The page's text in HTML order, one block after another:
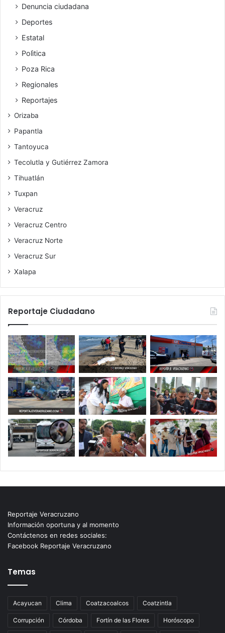
Denuncia ciudadana
Deportes
Estatal
Polìtica
Poza Rica
Regionales
Reportajes
Orizaba
Papantla
Tantoyuca
Tecolutla y Gutiérrez Zamora
Tihuatlán
Tuxpan
Veracruz
Veracruz Centro
Veracruz Norte
Veracruz Sur
Xalapa
Reportaje Ciudadano
Reportaje Veracruzano
Información oportuna y al momento
Contáctenos en redes sociales:
Facebook Reportaje Veracruzano
Temas
Acayucan Clima Coatzacoalcos Coatzintla
Corrupción Córdoba Fortín de las Flores Horóscopo